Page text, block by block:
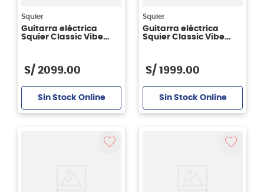
Squier
Guitarra eléctrica
Squier Classic Vibe
S/ 2099.00
Sin Stock Online
Squier
Guitarra eléctrica
Squier Classic Vibe
S/ 1999.00
Sin Stock Online